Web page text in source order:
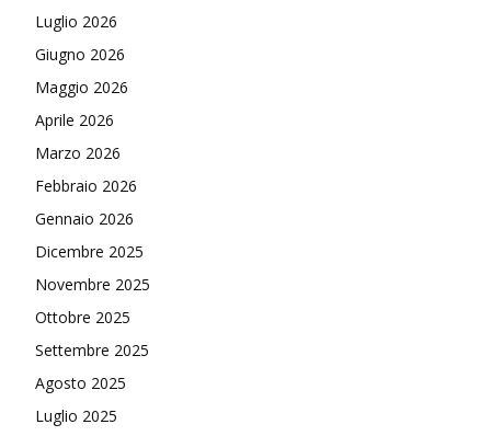
Luglio 2026
Giugno 2026
Maggio 2026
Aprile 2026
Marzo 2026
Febbraio 2026
Gennaio 2026
Dicembre 2025
Novembre 2025
Ottobre 2025
Settembre 2025
Agosto 2025
Luglio 2025